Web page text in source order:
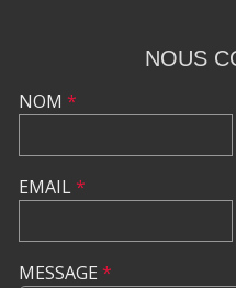
NOUS
NOM *
EMAIL*
MESSAGE *